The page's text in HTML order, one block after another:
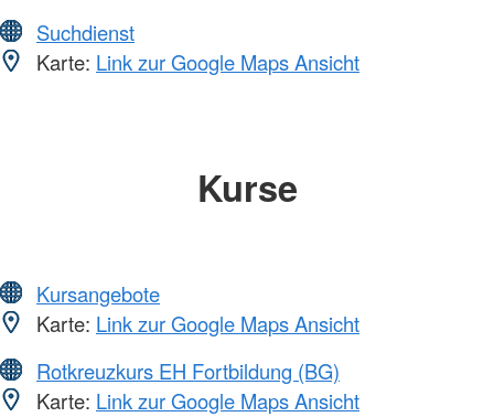
Suchdienst
Karte: Link zur Google Maps Ansicht
Kurse
Kursangebote
Karte: Link zur Google Maps Ansicht
Rotkreuzkurs EH Fortbildung (BG)
Karte: Link zur Google Maps Ansicht